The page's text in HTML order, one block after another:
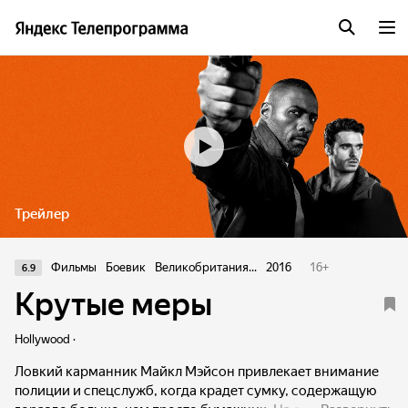
Трейлер
6.9 Фильмы Боевик Великобритания... 2016 16+
Крутые меры
Hollywood ·
Ловкий карманник Майкл Мэйсон привлекает внимание
полиции и спецслужб, когда крадет сумку, содержащую